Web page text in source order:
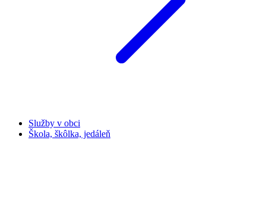
Služby v obci
Škola, škôlka, jedáleň